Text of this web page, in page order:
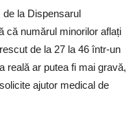
de la Dispensarul
că numărul minorilor aflați
de la 27 la 46 într-un
reală ar putea fi mai gravă,
ajutor medical de